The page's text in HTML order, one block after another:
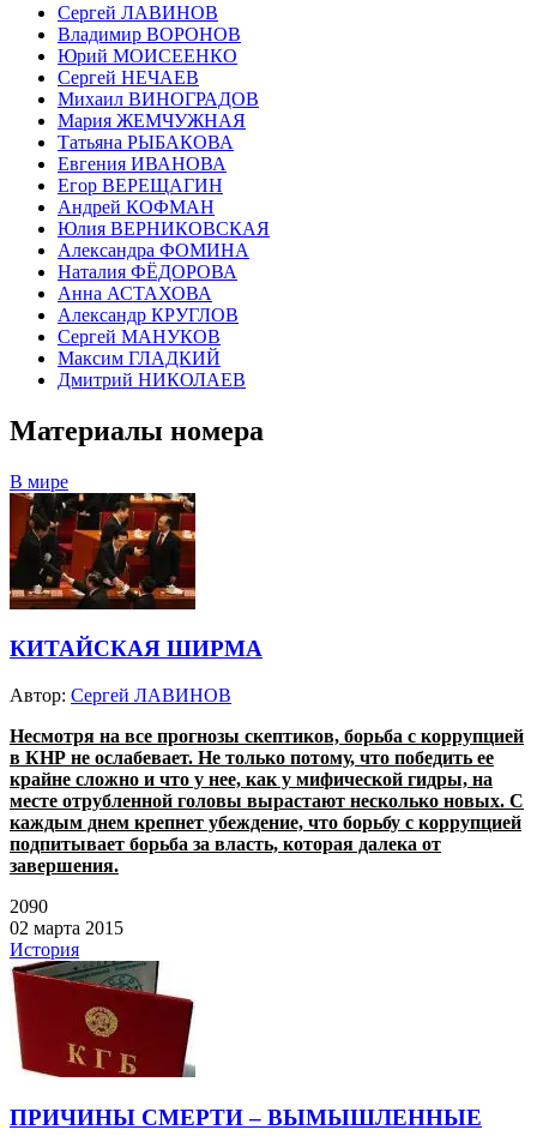
Сергей ЛАВИНОВ
Владимир ВОРОНОВ
Юрий МОИСЕЕНКО
Сергей НЕЧАЕВ
Михаил ВИНОГРАДОВ
Мария ЖЕМЧУЖНАЯ
Татьяна РЫБАКОВА
Евгения ИВАНОВА
Егор ВЕРЕЩАГИН
Андрей КОФМАН
Юлия ВЕРНИКОВСКАЯ
Александра ФОМИНА
Наталия ФЁДОРОВА
Анна АСТАХОВА
Александр КРУГЛОВ
Сергей МАНУКОВ
Максим ГЛАДКИЙ
Дмитрий НИКОЛАЕВ
Материалы номера
В мире
КИТАЙСКАЯ ШИРМА
Автор: Сергей ЛАВИНОВ
Несмотря на все прогнозы скептиков, борьба с коррупцией
в КНР не ослабевает. Не только потому, что победить ее
крайне сложно и что у нее, как у мифической гидры, на
месте отрубленной головы вырастают несколько новых. С
каждым днем крепнет убеждение, что борьбу с коррупцией
подпитывает борьба за власть, которая далека от
завершения.
2090
02 марта 2015
История
ПРИЧИНЫ СМЕРТИ – ВЫМЫШЛЕННЫЕ